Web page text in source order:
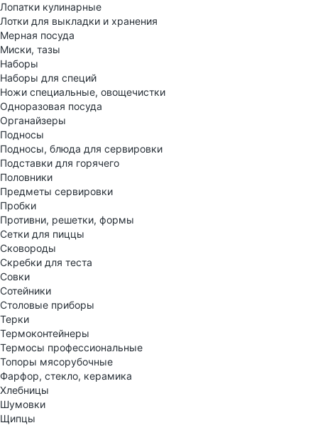
Лопатки кулинарные
Лотки для выкладки и хранения
Мерная посуда
Миски, тазы
Наборы
Наборы для специй
Ножи специальные, овощечистки
Одноразовая посуда
Органайзеры
Подносы
Подносы, блюда для сервировки
Подставки для горячего
Половники
Предметы сервировки
Пробки
Противни, решетки, формы
Сетки для пиццы
Сковороды
Скребки для теста
Совки
Сотейники
Столовые приборы
Терки
Термоконтейнеры
Термосы профессиональные
Топоры мясорубочные
Фарфор, стекло, керамика
Хлебницы
Шумовки
Щипцы